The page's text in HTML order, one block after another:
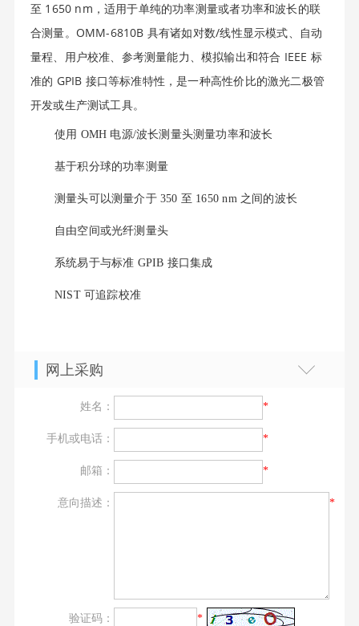
至 1650 nm，适用于单纯的功率测量或者功率和波长的联
合测量。OMM-6810B 具有诸如对数/线性显示模式、自动
量程、用户校准、参考测量能力、模拟输出和符合 IEEE 标
准的 GPIB 接口等标准特性，是一种高性价比的激光二极管
开发或生产测试工具。
使用 OMH 电源/波长测量头测量功率和波长
基于积分球的功率测量
测量头可以测量介于 350 至 1650 nm 之间的波长
自由空间或光纤测量头
系统易于与标准 GPIB 接口集成
NIST 可追踪校准
网上采购
姓名： *
手机或电话： *
邮箱： *
意向描述： *
验证码： *